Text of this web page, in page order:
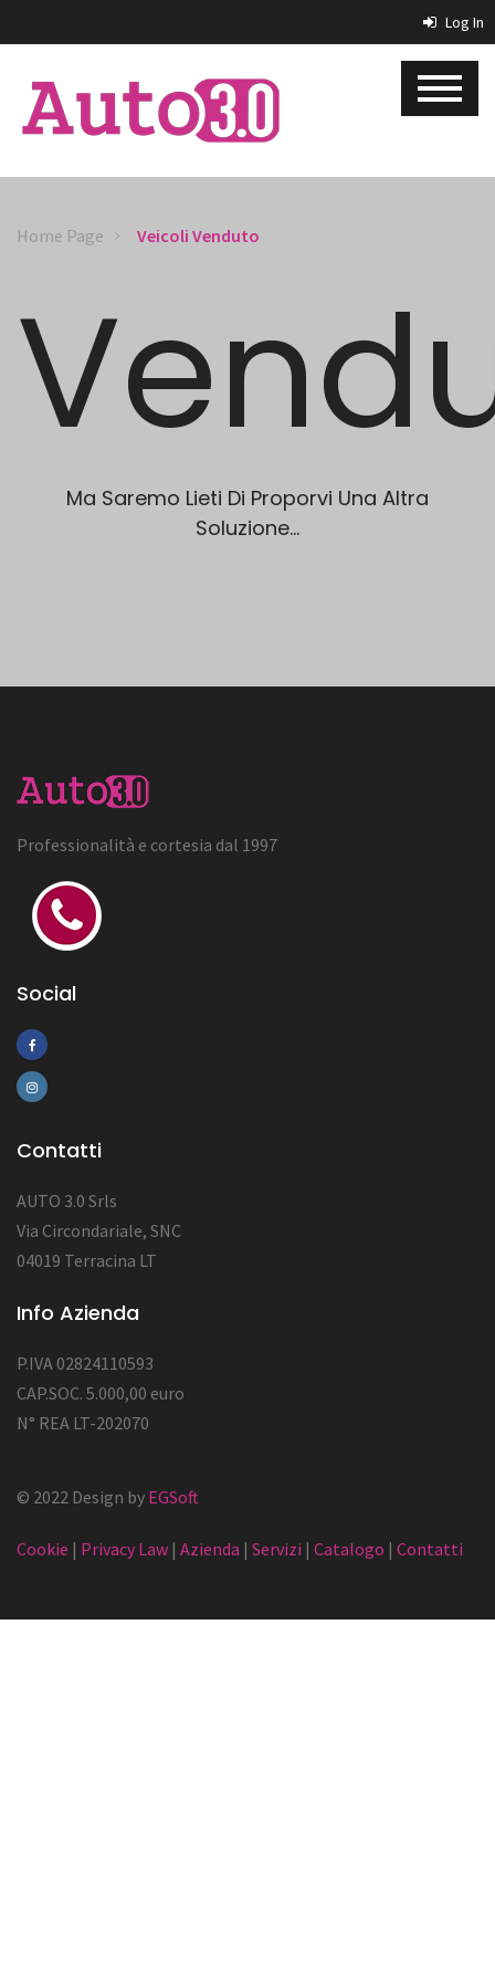
Log In
Home Page Veicoli Venduto
Ma Saremo Lieti Di Proporvi Una Altra
Soluzione...
Professionalità e cortesia dal 1997
Social
Contatti
AUTO 3.0 Srls
Via Circondariale, SNC
04019 Terracina LT
Info Azienda
P.IVA 02824110593
CAP.SOC. 5.000,00 euro
N° REA LT-202070
© 2022 Design by EGSoft
Cookie | Privacy Law | Azienda | Servizi | Catalogo | Contatti